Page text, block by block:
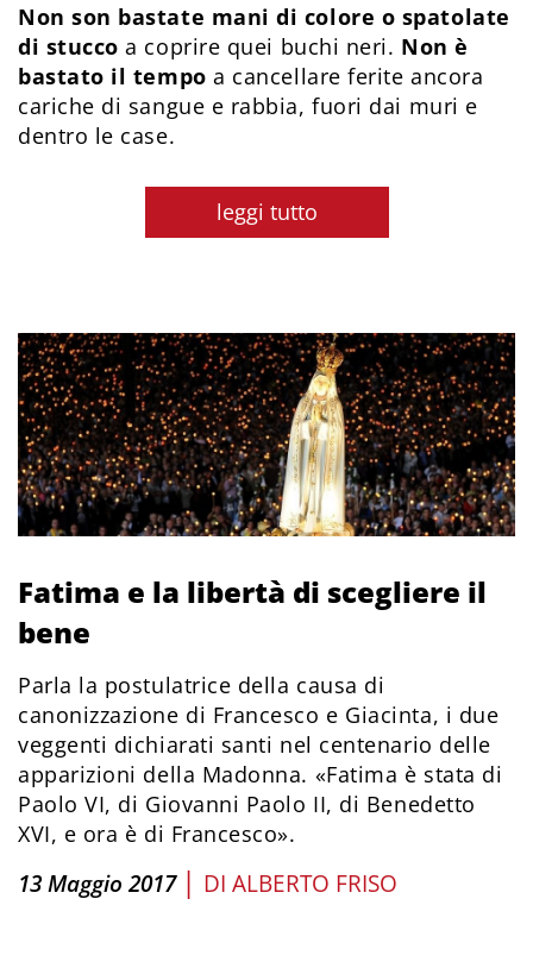
Non son bastate mani di colore o spatolate
di stucco a coprire quei buchi neri. Non è
bastato il tempo a cancellare ferite ancora
cariche di sangue e rabbia, fuori dai muri e
dentro le case.
leggi tutto
Fatima e la libertà di scegliere il
bene
Parla la postulatrice della causa di
canonizzazione di Francesco e Giacinta, i due
veggenti dichiarati santi nel centenario delle
apparizioni della Madonna. «Fatima è stata di
Paolo VI, di Giovanni Paolo II, di Benedetto
XVI, e ora è di Francesco».
13 Maggio 2017 | DI ALBERTO FRISO